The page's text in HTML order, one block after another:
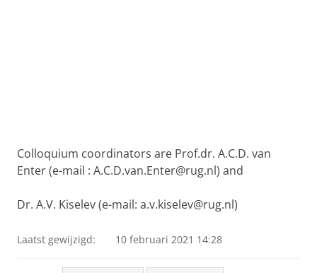
Colloquium coordinators are Prof.dr. A.C.D. van
Enter (e-mail : A.C.D.van.Enter@rug.nl) and
Dr. A.V. Kiselev (e-mail: a.v.kiselev@rug.nl)
Laatst gewijzigd: 10 februari 2021 14:28